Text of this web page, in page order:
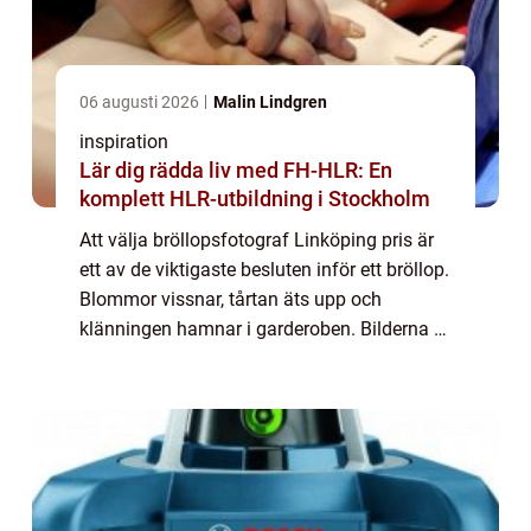
06 augusti 2026 Malin Lindgren
inspiration
Lär dig rädda liv med FH-HLR: En
komplett HLR-utbildning i Stockholm
Att välja bröllopsfotograf Linköping pris är
ett av de viktigaste besluten inför ett bröllop.
Blommor vissnar, tårtan äts upp och
klänningen hamnar i garderoben. Bilderna är